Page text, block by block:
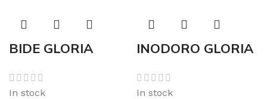
BIDE GLORIA
In stock
INODORO GLORIA
In stock